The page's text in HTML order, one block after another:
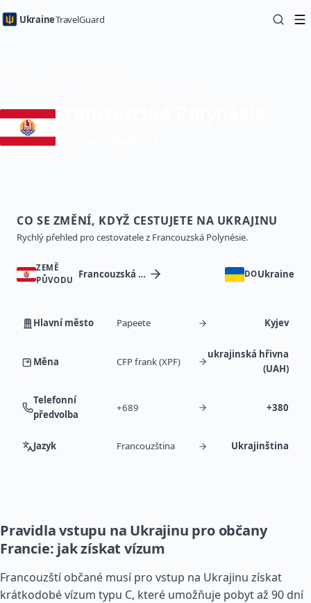
UkraineTravelGuard
CO SE ZMĚNÍ, KDYŽ CESTUJETE NA UKRAJINU
Rychlý přehled pro cestovatele z Francouzská Polynésie.
ZEMĚ
PŮVODU
Francouzská Polynésie DOUkraine
Hlavní město Papeete Kyjev
Měna CFP frank (XPF)
ukrajinská hřivna
(UAH)
Telefonní
předvolba
+689 +380
Jazyk Francouzština Ukrajinština
Pravidla vstupu na Ukrajinu pro občany
Francie: jak získat vízum
Francouzští občané musí pro vstup na Ukrajinu získat
krátkodobé vízum typu C, které umožňuje pobyt až 90 dní